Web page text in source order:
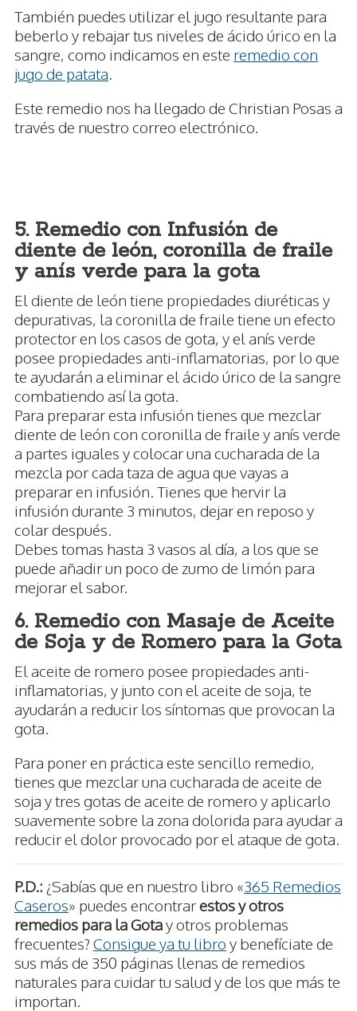
También puedes utilizar el jugo resultante para
beberlo y rebajar tus niveles de ácido úrico en la
sangre, como indicamos en este remedio con
jugo de patata.
Este remedio nos ha llegado de Christian Posas a
través de nuestro correo electrónico.
5. Remedio con Infusión de
diente de león, coronilla de fraile
y anís verde para la gota
El diente de león tiene propiedades diuréticas y
depurativas, la coronilla de fraile tiene un efecto
protector en los casos de gota, y el anís verde
posee propiedades anti-inflamatorias, por lo que
te ayudarán a eliminar el ácido úrico de la sangre
combatiendo así la gota.
Para preparar esta infusión tienes que mezclar
diente de león con coronilla de fraile y anís verde
a partes iguales y colocar una cucharada de la
mezcla por cada taza de agua que vayas a
preparar en infusión. Tienes que hervir la
infusión durante 3 minutos, dejar en reposo y
colar después.
Debes tomas hasta 3 vasos al día, a los que se
puede añadir un poco de zumo de limón para
mejorar el sabor.
6. Remedio con Masaje de Aceite
de Soja y de Romero para la Gota
El aceite de romero posee propiedades anti-
inflamatorias, y junto con el aceite de soja, te
ayudarán a reducir los síntomas que provocan la
gota.
Para poner en práctica este sencillo remedio,
tienes que mezclar una cucharada de aceite de
soja y tres gotas de aceite de romero y aplicarlo
suavemente sobre la zona dolorida para ayudar a
reducir el dolor provocado por el ataque de gota.
P.D.: ¿Sabías que en nuestro libro «365 Remedios
Caseros» puedes encontrarestos y otros
remedios para la Gotay otros problemas
frecuentes? Consigue ya tu libro y benefíciate de
sus más de 350 páginas llenas de remedios
naturales para cuidar tu salud y de los que más te
importan.